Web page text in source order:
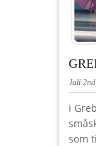
Juli
i
som